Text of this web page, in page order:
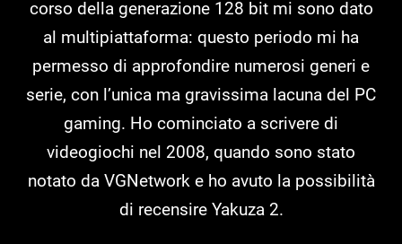
corso della generazione 128 bit mi sono dato
al multipiattaforma: questo periodo mi ha
permesso di approfondire numerosi generi e
serie, con l’unica ma gravissima lacuna del PC
gaming. Ho cominciato a scrivere di
videogiochi nel 2008, quando sono stato
notato da VGNetwork e ho avuto la possibilità
di recensire Yakuza 2.